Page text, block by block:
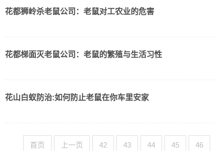
花都狮岭杀老鼠公司：老鼠对工农业的危害
花都梯面灭老鼠公司：老鼠的繁殖与生活习性
花山白蚁防治:如何防止老鼠在你车里安家
首页 上一页 42 43 44 45 46